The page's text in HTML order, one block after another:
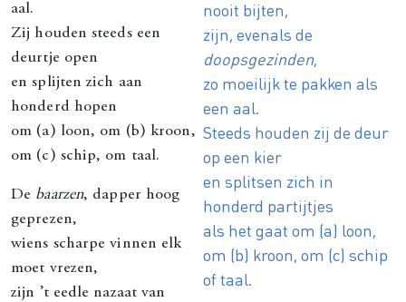
aal.
Zij houden steeds een
deurtje open
en splijten zich aan
honderd hopen
om (a) loon, om (b) kroon,
om (c) schip, om taal.
De baarzen, dapper hoog
geprezen,
wiens scharpe vinnen elk
moet vrezen,
zijn ’t eedle nazaat van
nooit bijten,
zijn, evenals de
doopsgezinden,
zo moeilijk te pakken als
een aal.
Steeds houden zij de deur
op een kier
en splitsen zich in
honderd partijtjes
als het gaat om (a) loon,
om (b) kroon, om (c) schip
of taal.